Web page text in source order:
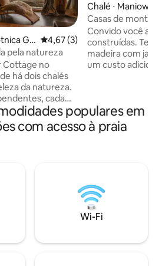
Gó 4,67 de uma avaliação média
4,67 (3)
pela natureza
Cottage no
há dois chalés
da natureza.
cada
varanda e
O ambiente
oferece
Visite-nos e
o espaço do
assentamento
acima do
Chalé ⋅ Maniowy
Casas de
com jacuzzi
Convido você a
construídas. Temos uma banheira de
madeira com
um custo
grande mesa,
vaso sanitário e
quartos (2
parque infantil. -
para fogueira
populares em
com acesso à praia
Wi-Fi